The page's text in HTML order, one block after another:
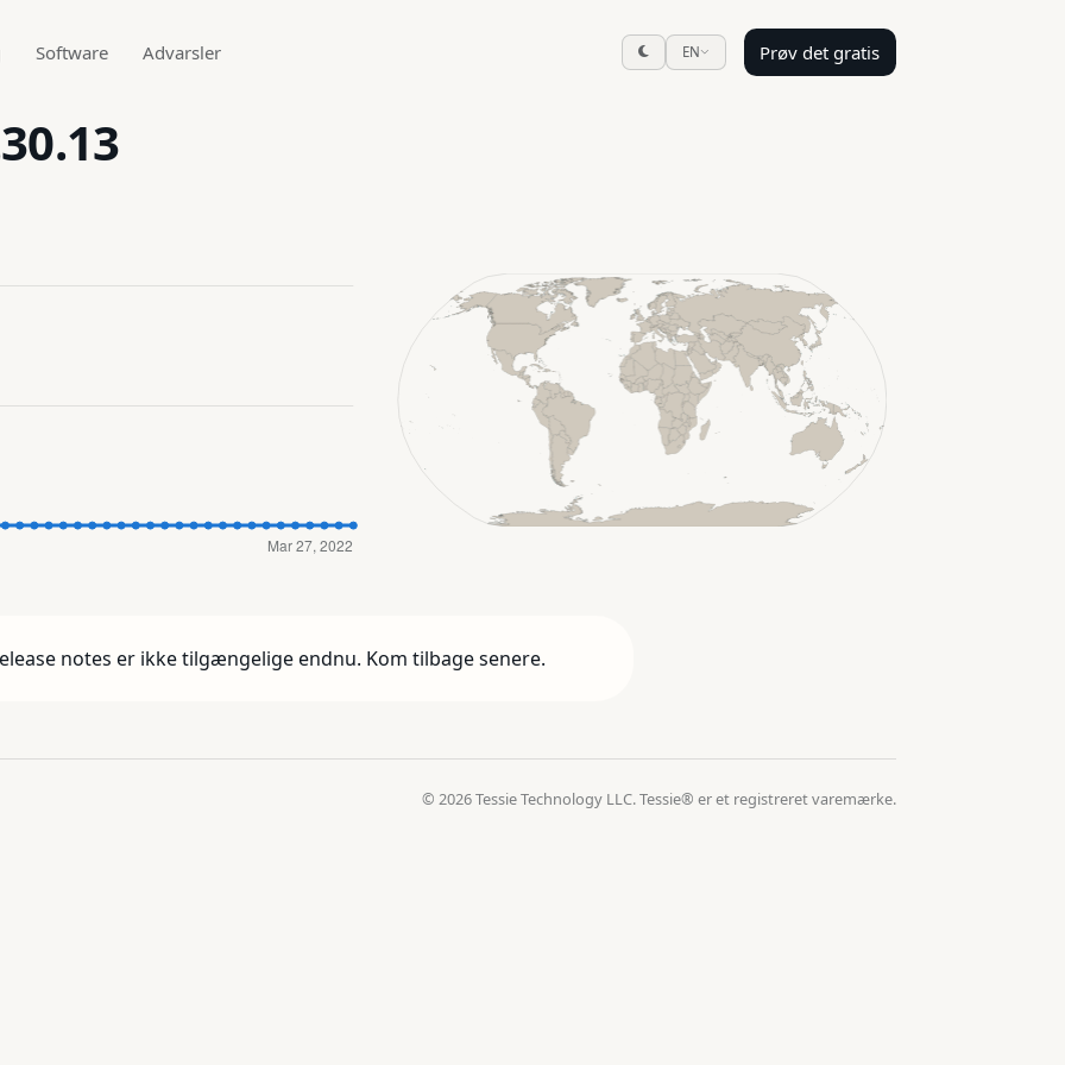
Software Advarsler EN Prøv det gratis
notes er ikke tilgængelige endnu. Kom tilbage senere.
© 2026 Tessie Technology LLC. Tessie® er et registreret varemærke.